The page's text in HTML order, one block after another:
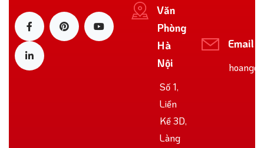
Văn
Phòng
Hà
Nội
Số 1,
Liền
Kề 3D,
Làng
Email